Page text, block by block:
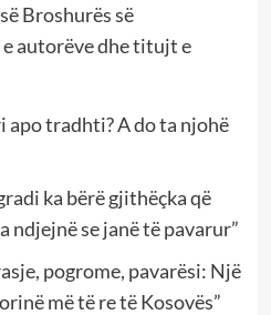
Broshurës së
autorëve dhe titujt e
tradhti? A do ta njohë
ka bërë gjithëçka që
ndjejnë se janë të pavarur”
pogrome, pavarësi: Një
më të re të Kosovës”